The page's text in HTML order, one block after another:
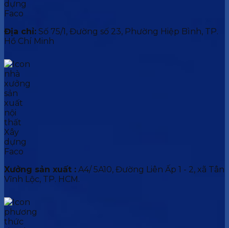
Địa chỉ: Số 75/1, Đường số 23, Phường Hiệp Bình, TP.
Hồ Chí Minh
Xưởng sản xuất : A4/ 5A10, Đường Liên Ấp 1 - 2, xã Tân
Vĩnh Lộc, TP. HCM.